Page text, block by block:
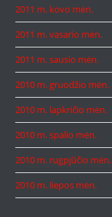
2011 m. kovo mėn.
2011 m. vasario mėn.
2011 m. sausio mėn.
2010 m. gruodžio mėn.
2010 m. lapkričio mėn.
2010 m. spalio mėn.
2010 m. rugpjūčio mėn.
2010 m. liepos mėn.